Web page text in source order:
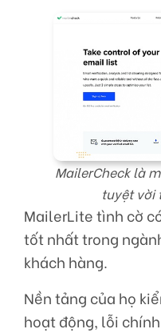
MailerCheck là
tuyệt vời
MailerLite tình cờ
tốt nhất trong
khách hàng.
Nền tảng của họ
hoạt động, lỗi